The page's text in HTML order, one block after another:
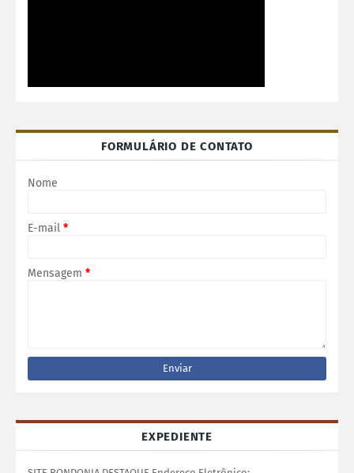
FORMULÁRIO DE CONTATO
Nome
E-mail *
Mensagem *
EXPEDIENTE